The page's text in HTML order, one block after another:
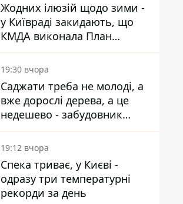
Жодних ілюзій щодо зими -
у Київраді закидають, що
КМДА виконала План
стійкості на 20%
19:30 вчора
Саджати треба не молоді, а
вже дорослі дерева, а це
недешево - забудовник
Ніконов
19:12 вчора
Спека триває, у Києві -
одразу три температурні
рекорди за день